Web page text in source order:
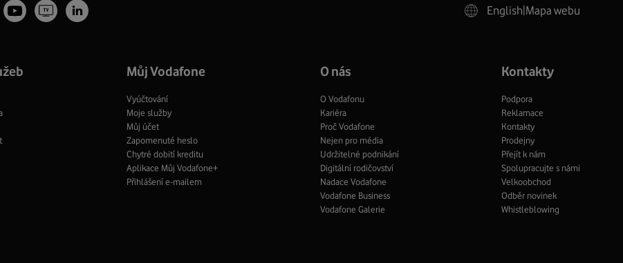
Youtube
profil
VodafoneLinkedIn
English Mapa webu
Můj Vodafone
Vyúčtování
Moje služby
Můj účet
Zapomenuté heslo
Chytré dobití kreditu
Aplikace Můj Vodafone+
Přihlášení e-mailem
O nás
O Vodafonu
Kariéra
Proč Vodafone
Nejen pro média
Udržitelné podnikání
Digitální rodičovství
Nadace Vodafone
Vodafone Business
Vodafone Galerie
Kontakty
Podpora
Reklamace
Kontakty
Prodejny
Přejít k nám
Spolupracujte s námi
Velkoobchod
Odběr novinek
Whistleblowing